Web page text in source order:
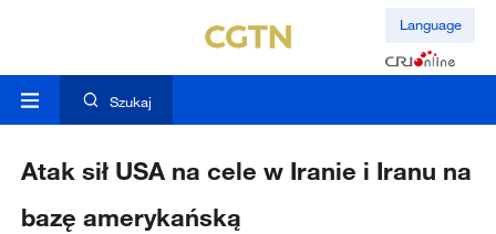
Language
Szukaj
Atak sił USA na cele w Iranie i Iranu na
bazę amerykańską